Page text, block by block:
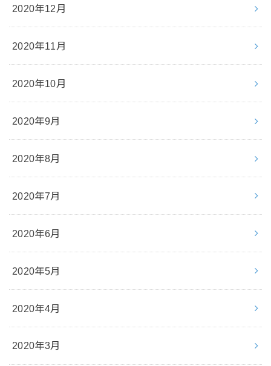
2020年12月
2020年11月
2020年10月
2020年9月
2020年8月
2020年7月
2020年6月
2020年5月
2020年4月
2020年3月